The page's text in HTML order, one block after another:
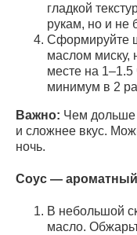
гладкой
рукам, но и не
Сформируйте
маслом миску,
месте на
минимум в 2
Важно: Чем дольше
и сложнее вкус.
ночь.
Соус —
В небольшой
масло.